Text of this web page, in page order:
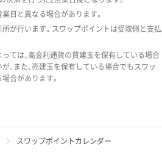
日と異なる場合があります。
が行います。スワップポイントは受取側と支払
ては、高金利通貨の買建玉を保有している場合
、また、売建玉を保有している場合でもスワッ
合があります。
スワップポイントカレンダー